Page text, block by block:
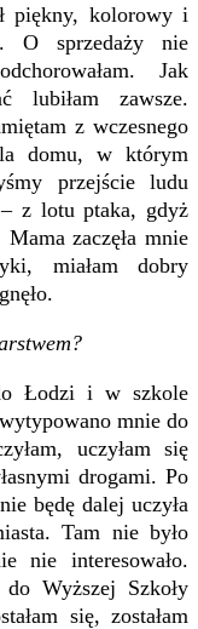
piękny, kolorowy i
O sprzedaży nie
Jak
lubiłam zawsze.
z wczesnego
domu, w którym
przejście ludu
z lotu ptaka, gdyż
zaczęła mnie
miałam dobry
Łodzi i w szkole
mnie do
uczyłam się
drogami. Po
będę dalej uczyła
Tam nie było
nie interesowało.
Wyższej Szkoły
się, zostałam